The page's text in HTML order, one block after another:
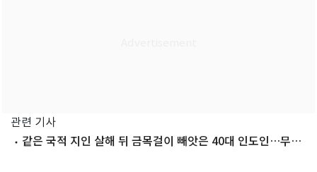
관련 기사
같은 국적 지인 살해 뒤 금목걸이 빼앗은 40대 인도인…무기